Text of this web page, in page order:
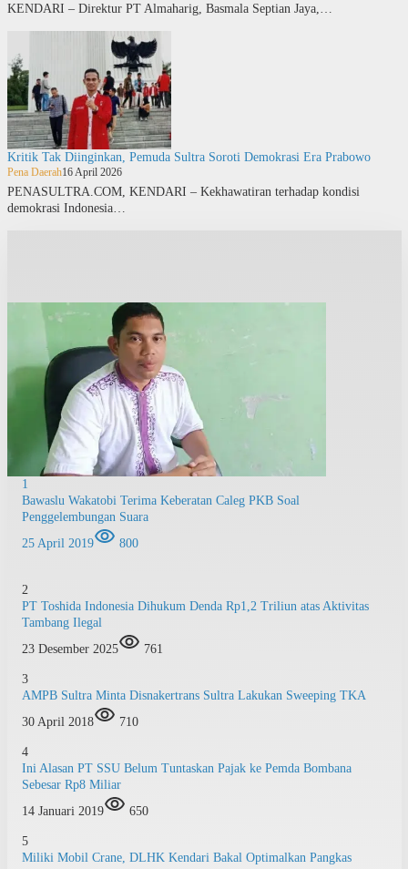
KENDARI – Direktur PT Almaharig, Basmala Septian Jaya,…
Kritik Tak Diinginkan, Pemuda Sultra Soroti Demokrasi Era Prabowo
Pena Daerah16 April 2026
PENASULTRA.COM, KENDARI – Kekhawatiran terhadap kondisi
demokrasi Indonesia…
1
Bawaslu Wakatobi Terima Keberatan Caleg PKB Soal
Penggelembungan Suara
25 April 2019
800
2
PT Toshida Indonesia Dihukum Denda Rp1,2 Triliun atas Aktivitas
Tambang Ilegal
23 Desember 2025
761
3
AMPB Sultra Minta Disnakertrans Sultra Lakukan Sweeping TKA
30 April 2018
710
4
Ini Alasan PT SSU Belum Tuntaskan Pajak ke Pemda Bombana
Sebesar Rp8 Miliar
14 Januari 2019
650
5
Miliki Mobil Crane, DLHK Kendari Bakal Optimalkan Pangkas